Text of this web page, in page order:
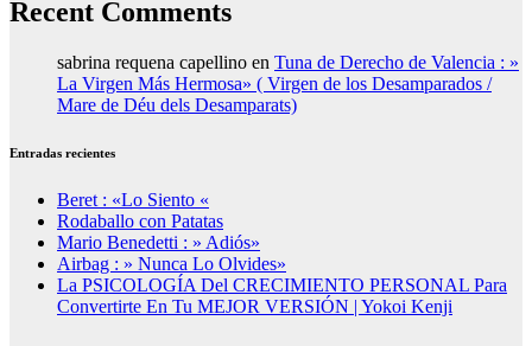
Recent Comments
sabrina requena capellino en Tuna de Derecho de Valencia : »
La Virgen Más Hermosa» ( Virgen de los Desamparados /
Mare de Déu dels Desamparats)
Entradas recientes
Beret : «Lo Siento «
Rodaballo con Patatas
Mario Benedetti : » Adiós»
Airbag : » Nunca Lo Olvides»
La PSICOLOGÍA Del CRECIMIENTO PERSONAL Para
Convertirte En Tu MEJOR VERSIÓN | Yokoi Kenji